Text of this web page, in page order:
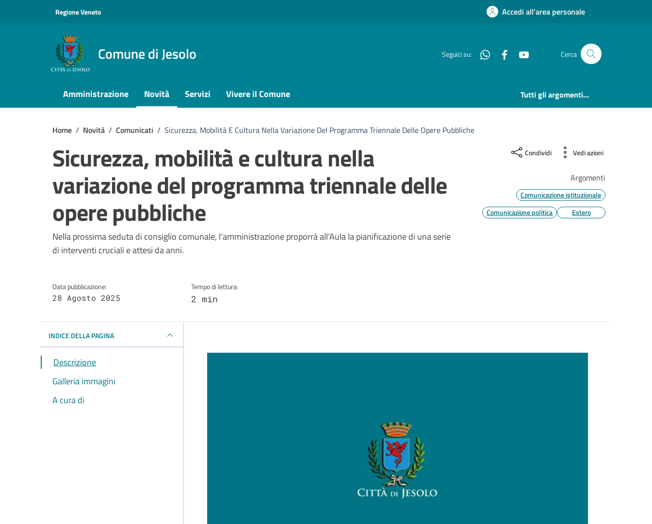
Regione Veneto Accedi all'area personale
Comune di Jesolo Seguici su: WhatsappFacebook Cerca
Amministrazione Novità Servizi Vivere il Comune Tutti gli argomenti...
Home / Novità / Comunicati / Sicurezza, Mobilità E Cultura Nella Variazione Del Programma Triennale Delle Opere Pubbliche
Sicurezza, mobilità e cultura nella
variazione del programma triennale delle
opere pubbliche
Dettagli della notizia
Nella prossima seduta di consiglio comunale, l’amministrazione proporrà all’Aula la pianificazione di una serie
di interventi cruciali e attesi da anni.
Data pubblicazione:
28 Agosto 2025
Tempo di lettura:
2 min
Condividi Vedi azioni
Argomenti
Comunicazione istituzionale
Comunicazione politica
Estero
INDICE DELLA PAGINA
Descrizione
Galleria immagini
A cura di